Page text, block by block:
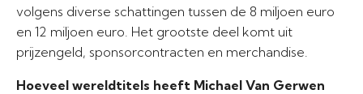
volgens diverse schattingen tussen de 8 miljoen euro
en 12 miljoen euro. Het grootste deel komt uit
prijzengeld, sponsorcontracten en merchandise.
Hoeveel wereldtitels heeft Michael Van Gerwen